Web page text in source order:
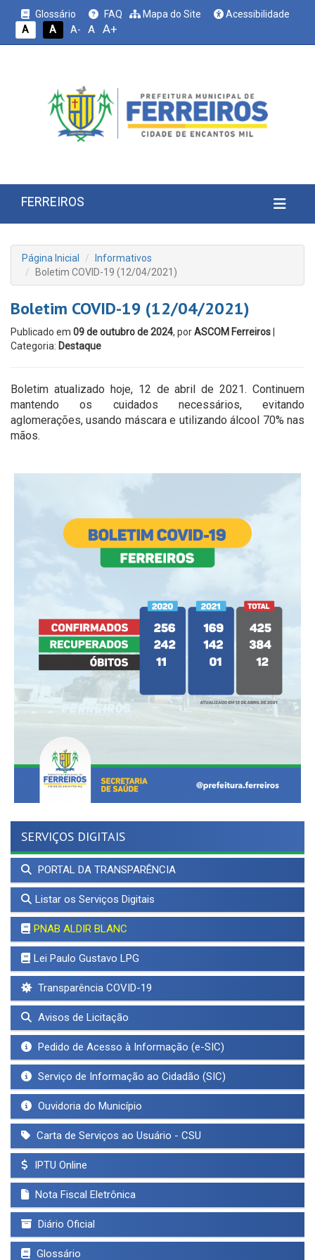
Glossário FAQ Mapa do Site
Acessibilidade
A
A A- A A+
FERREIROS
Página Inicial
Informativos
Boletim COVID-19 (12/04/2021)
Boletim COVID-19 (12/04/2021)
Publicado em 09 de outubro de 2024, porASCOM Ferreiros
Categoria: Destaque
Boletim atualizado hoje, 12 de abril de 2021. Continuem
mantendo os cuidados necessários, evitando
aglomerações, usando máscara e utilizando álcool 70% nas
mãos.
SERVIÇOS DIGITAIS
PORTAL DA TRANSPARÊNCIA
Listar os Serviços Digitais
PNAB ALDIR BLANC
Lei Paulo Gustavo LPG
Transparência COVID-19
Avisos de Licitação
Pedido de Acesso à Informação (e-SIC)
Serviço de Informação ao Cidadão (SIC)
Ouvidoria do Município
Carta de Serviços ao Usuário - CSU
IPTU Online
Nota Fiscal Eletrônica
Diário Oficial
Glossário